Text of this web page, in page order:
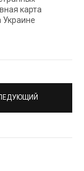
карта
Украине